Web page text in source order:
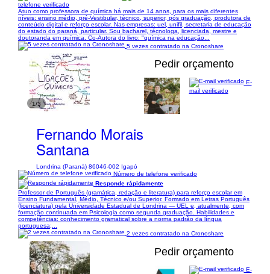
telefone verificado
Atuo como professora de química há mais de 14 anos, para os mais diferentes
níveis: ensino médio, pré-Vestibular, técnico, superior, pós graduação, produtora de
conteúdo digital e reforço escolar. Nas empresas: uel, unifil, secretaria de educação
do estado do paraná, particular. Sou bacharel, técnologa, licenciada, mestre e
doutoranda em química. Co-Autora do livro: "química na educação...
5 vezes contratado na Cronoshare
1/3
Pedir orçamento
Fernando Morais
Santana
Londrina (Paraná) 86046-002 Igapó
E-
mail verificado
Número de telefone verificado
Responde rápidamente
Professor de Português (gramática, redação e literatura) para reforço escolar em
Ensino Fundamental, Médio, Técnico e/ou Superior. Formado em Letras Português
(licenciatura) pela Universidade Estadual de Londrina — UEL e, atualmente, com
formação continuada em Psicologia como segunda graduação. Habilidades e
competências: conhecimento gramatical sobre a norma padrão da língua
portuguesa;...
2 vezes contratado na Cronoshare
Pedir orçamento
E-